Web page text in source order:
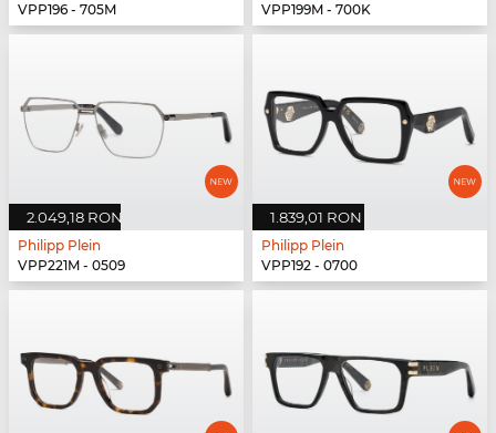
VPP196 - 705M
VPP199M - 700K
2.049,18 RON
Philipp Plein
VPP221M - 0509
1.839,01 RON
Philipp Plein
VPP192 - 0700